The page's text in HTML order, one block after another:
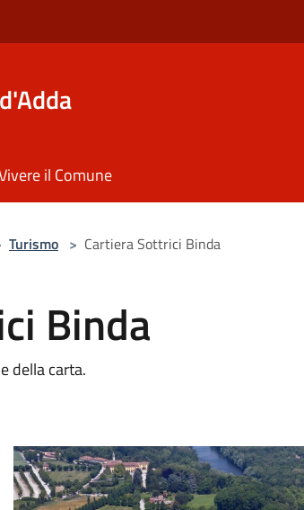
il Comune
Turismo > Cartiera Sottrici Binda
Binda
della carta.